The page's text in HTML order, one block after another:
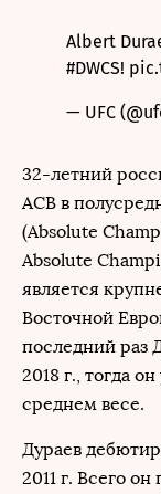
Albert
#DWCS!
— UFC
32-летний
ACB в
(Absolute
Absolute
является
Восточной
последний раз
2018 г., тогда
среднем весе.
Дураев
2011 г. Всего